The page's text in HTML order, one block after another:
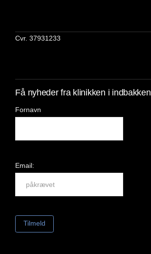
Cvr. 37931233
Få nyheder fra klinikken i indbakken
Fornavn
Email: